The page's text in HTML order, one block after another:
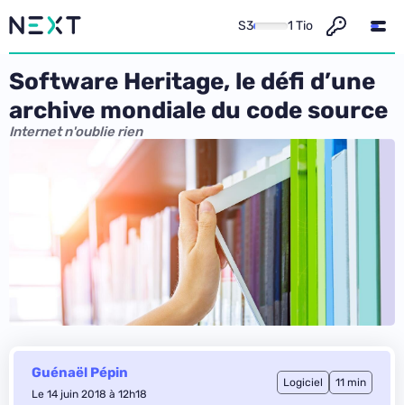
S3 1 Tio
Software Heritage, le défi d’une
archive mondiale du code source
Internet n'oublie rien
Guénaël Pépin
Le 14 juin 2018 à 12h18
Logiciel 11 min